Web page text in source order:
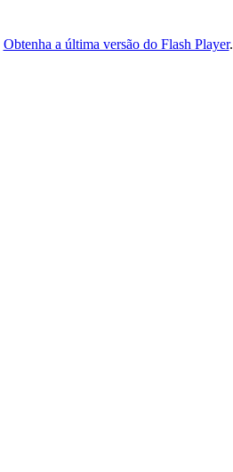
Obtenha a última versão do Flash Player.